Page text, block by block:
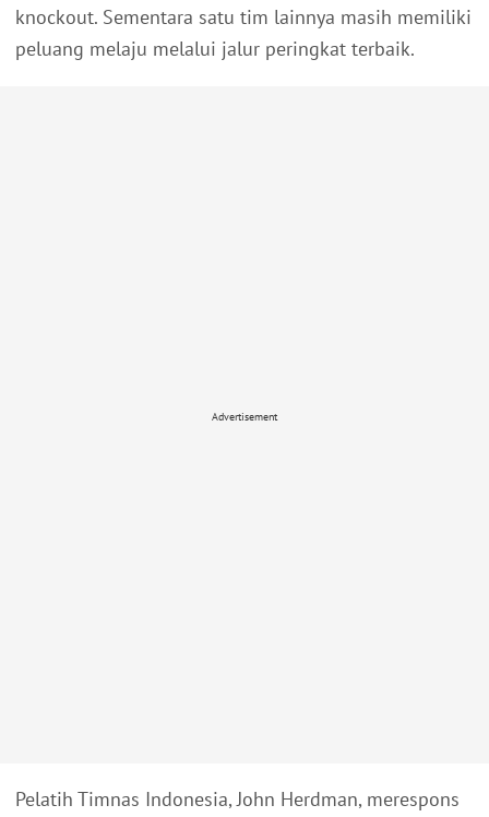
knockout. Sementara satu tim lainnya masih memiliki
peluang melaju melalui jalur peringkat terbaik.
Advertisement
Pelatih Timnas Indonesia, John Herdman, merespons